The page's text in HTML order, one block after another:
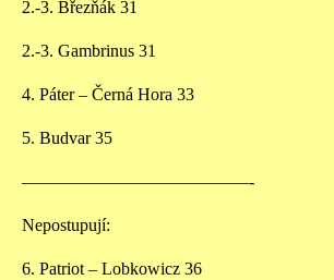
2.-3. Březňák 31
2.-3. Gambrinus 31
4. Páter – Černá Hora 33
5. Budvar 35
—————————————-
Nepostupují:
6. Patriot – Lobkowicz 36